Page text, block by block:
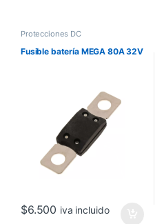
Protecciones DC
Fusible batería MEGA 80A 32V
$6.500 iva incluido